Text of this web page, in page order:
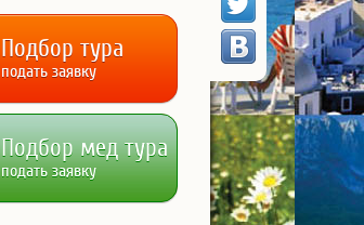
Подбор тура
подать заявку
Подбор мед тура
подать заявку